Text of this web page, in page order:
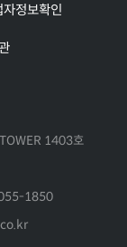
자정보확인
1403호
1850